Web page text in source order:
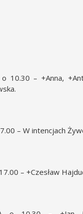
10.30 – +Anna,
– W intencjach
– +Czesław